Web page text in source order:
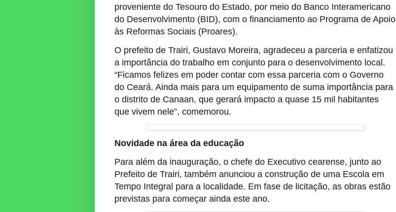
proveniente do Tesouro do Estado, por meio do Banco Interamericano
do Desenvolvimento (BID), com o financiamento ao Programa de Apoio
às Reformas Sociais (Proares).
O prefeito de Trairi, Gustavo Moreira, agradeceu a parceria e enfatizou
a importância do trabalho em conjunto para o desenvolvimento local.
“Ficamos felizes em poder contar com essa parceria com o Governo
do Ceará. Ainda mais para um equipamento de suma importância para
o distrito de Canaan, que gerará impacto a quase 15 mil habitantes
que vivem nele”, comemorou.
Novidade na área da educação
Para além da inauguração, o chefe do Executivo cearense, junto ao
Prefeito de Trairi, também anunciou a construção de uma Escola em
Tempo Integral para a localidade. Em fase de licitação, as obras estão
previstas para começar ainda este ano.